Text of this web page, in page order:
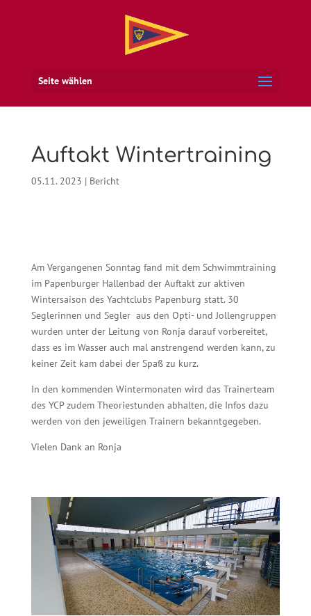
Seite wählen
Auftakt Wintertraining
05.11. 2023 | Bericht
Am Vergangenen Sonntag fand mit dem Schwimmtraining
im Papenburger Hallenbad der Auftakt zur aktiven
Wintersaison des Yachtclubs Papenburg statt. 30
Seglerinnen und Segler aus den Opti- und Jollengruppen
wurden unter der Leitung von Ronja darauf vorbereitet,
dass es im Wasser auch mal anstrengend werden kann, zu
keiner Zeit kam dabei der Spaß zu kurz.
In den kommenden Wintermonaten wird das Trainerteam
des YCP zudem Theoriestunden abhalten, die Infos dazu
werden von den jeweiligen Trainern bekanntgegeben.
Vielen Dank an Ronja